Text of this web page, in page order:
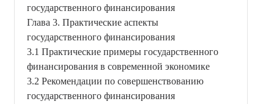
государственного финансирования
Глава 3. Практические аспекты
государственного финансирования
3.1 Практические примеры государственного
финансирования в современной экономике
3.2 Рекомендации по совершенствованию
государственного финансирования